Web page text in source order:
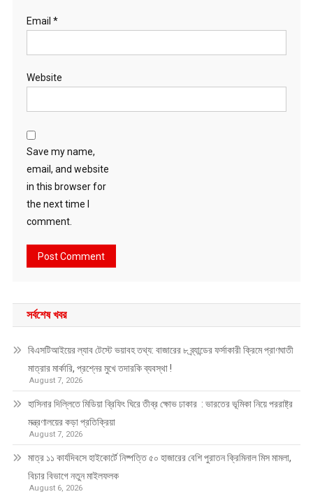
Email *
Website
Save my name,
email, and website
in this browser for
the next time I
comment.
সর্বশেষ খবর
বিএসটিআইয়ের ল্যাব টেস্টে ভয়াবহ তথ্য: বাজারের ৮ ব্র্যান্ডের ফর্সাকারী ক্রিমে প্রাণঘাতী
মাত্রার মার্কারি, প্রশ্নের মুখে তদারকি ব্যবস্থা !
August 7, 2026
হাসিনার দিল্লিতে মিডিয়া ব্রিফিং ঘিরে তীব্র ক্ষোভ ঢাকার : ভারতের ভূমিকা নিয়ে পররাষ্ট্র
মন্ত্রণালয়ের কড়া প্রতিক্রিয়া
August 7, 2026
মাত্র ১১ কার্যদিবসে হাইকোর্টে নিষ্পত্তি ৫০ হাজারের বেশি পুরাতন ক্রিমিনাল মিস মামলা,
বিচার বিভাগে নতুন মাইলফলক
August 6, 2026